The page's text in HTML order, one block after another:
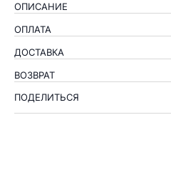
ОПИСАНИЕ
ОПЛАТА
ДОСТАВКА
ВОЗВРАТ
ПОДЕЛИТЬСЯ